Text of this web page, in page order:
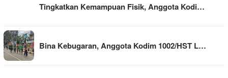
Tingkatkan Kemampuan Fisik, Anggota Kodi…
Bina Kebugaran, Anggota Kodim 1002/HST L…